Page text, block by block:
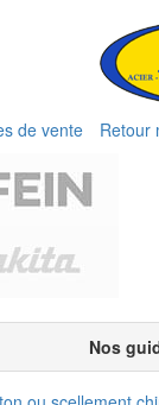
de vente Retour
Nos